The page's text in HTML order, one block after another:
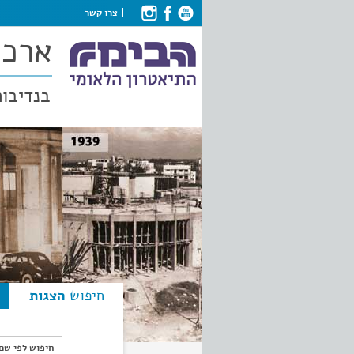
צרו קשר
חיפוש הצגות
חיפוש לפי